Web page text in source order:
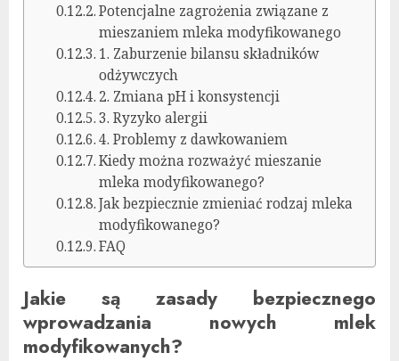
Potencjalne zagrożenia związane z
mieszaniem mleka modyfikowanego
1. Zaburzenie bilansu składników
odżywczych
2. Zmiana pH i konsystencji
3. Ryzyko alergii
4. Problemy z dawkowaniem
Kiedy można rozważyć mieszanie
mleka modyfikowanego?
Jak bezpiecznie zmieniać rodzaj mleka
modyfikowanego?
FAQ
Jakie są zasady bezpiecznego
wprowadzania nowych mlek
modyfikowanych?